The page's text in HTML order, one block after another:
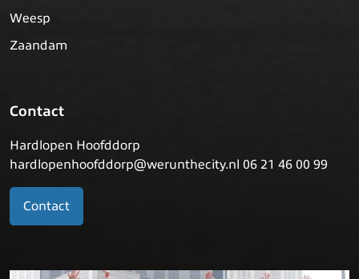
Weesp
Zaandam
Contact
Hardlopen Hoofddorp
hardlopenhoofddorp@werunthecity.nl 06 21 46 00 99
Contact